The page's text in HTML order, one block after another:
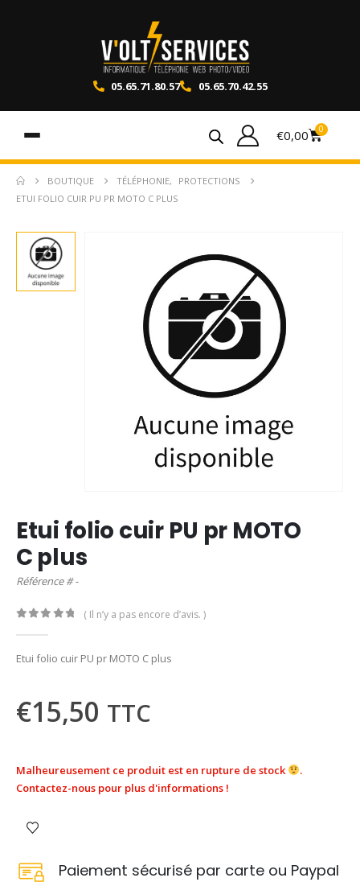
05.65.71.80.57 05.65.70.42.55
€0,00 0
BOUTIQUE TÉLÉPHONIE,
PROTECTIONS
ETUI FOLIO CUIR PU PR MOTO C PLUS
Etui folio cuir PU pr MOTO
C plus
Référence # -
( Il n’y a pas encore d’avis. )
Etui folio cuir PU pr MOTO C plus
€15,50 TTC
Malheureusement ce produit est en rupture de stock
.
Contactez-nous pour plus d'informations !
Paiement sécurisé par carte ou Paypal